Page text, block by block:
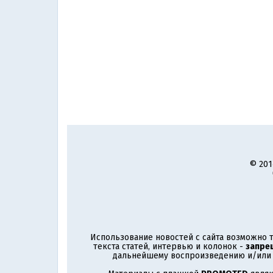
©
Использование новостей с сайта
текста статей, интервью и колонок -
дальнейшему воспроизведению и/или